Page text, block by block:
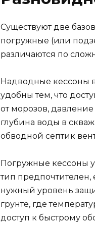
Существуют две
погружные (или
различаются по
Надводные кессоны
удобны тем, что
от морозов,
глубина воды в
обводной септик
Погружные кессоны
тип
нужный уровень
грунте, где
доступ к быстрому